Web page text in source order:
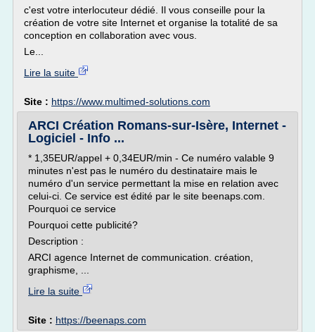
c'est votre interlocuteur dédié. Il vous conseille pour la
création de votre site Internet et organise la totalité de sa
conception en collaboration avec vous.
Le...
Lire la suite
Site : https://www.multimed-solutions.com
ARCI Création Romans-sur-Isère, Internet -
Logiciel - Info ...
* 1,35EUR/appel + 0,34EUR/min - Ce numéro valable 9
minutes n'est pas le numéro du destinataire mais le
numéro d'un service permettant la mise en relation avec
celui-ci. Ce service est édité par le site beenaps.com.
Pourquoi ce service
Pourquoi cette publicité?
Description :
ARCI agence Internet de communication. création,
graphisme, ...
Lire la suite
Site : https://beenaps.com